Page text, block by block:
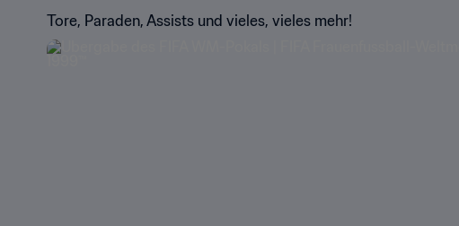
Tore, Paraden, Assists und vieles, vieles mehr!